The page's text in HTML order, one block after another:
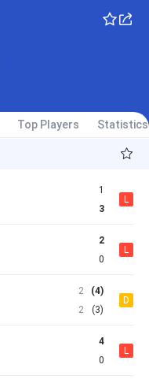
Top Players Statistics
1
3
L
2
0
L
2
2
(4)
(3)
D
4
0
L